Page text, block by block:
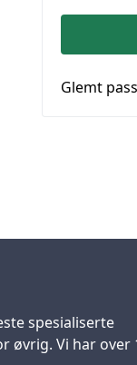
Glemt
spesialiserte
øvrig. Vi har over